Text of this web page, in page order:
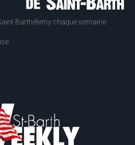
Barthélemy chaque semaine